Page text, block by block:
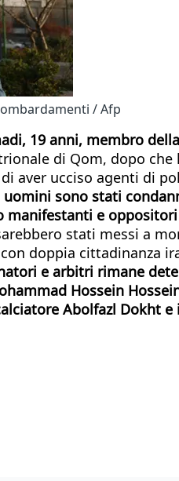
/ Afp
19 anni, membro
di Qom, dopo
aver ucciso agenti di
uomini sono stati
manifestanti e
stati messi a
doppia cittadinanza
e arbitri rimane
Hossein
Abolfazl Dokht e